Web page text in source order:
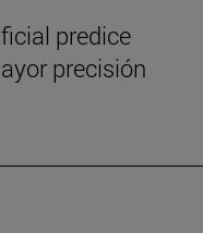
predice
precisión